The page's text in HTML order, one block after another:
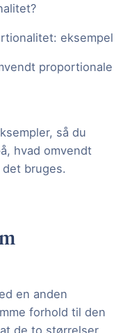
eksempel
proportionale
så du
hvad omvendt
bruges.
en anden
forhold til den
de to størrelser